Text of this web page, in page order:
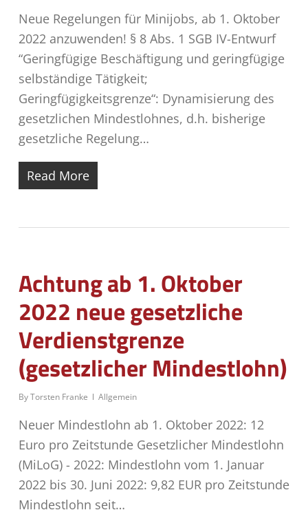
Neue Regelungen für Minijobs, ab 1. Oktober
2022 anzuwenden! § 8 Abs. 1 SGB IV-Entwurf
“Geringfügige Beschäftigung und geringfügige
selbständige Tätigkeit;
Geringfügigkeitsgrenze“: Dynamisierung des
gesetzlichen Mindestlohnes, d.h. bisherige
gesetzliche Regelung…
Read More
Achtung ab 1. Oktober
2022 neue gesetzliche
Verdienstgrenze
(gesetzlicher Mindestlohn)
ByTorsten Franke Allgemein
Neuer Mindestlohn ab 1. Oktober 2022: 12
Euro pro Zeitstunde Gesetzlicher Mindestlohn
(MiLoG) - 2022: Mindestlohn vom 1. Januar
2022 bis 30. Juni 2022: 9,82 EUR pro Zeitstunde
Mindestlohn seit…